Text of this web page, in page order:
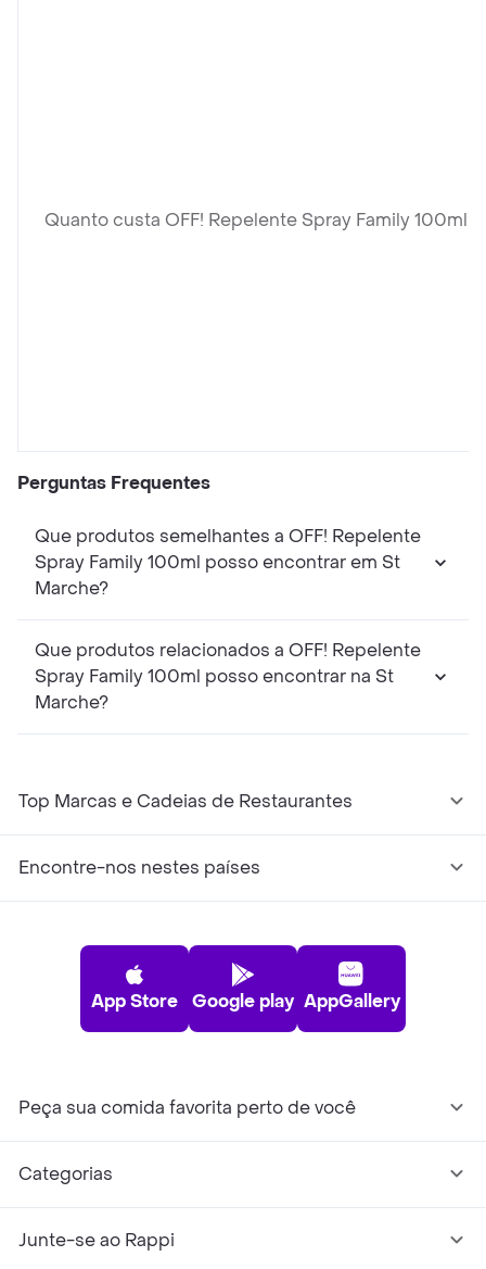
Quanto custa OFF! Repelente Spray Family 100ml?
Perguntas Frequentes
Que produtos semelhantes a OFF! Repelente
Spray Family 100ml posso encontrar em St
Marche?
Que produtos relacionados a OFF! Repelente
Spray Family 100ml posso encontrar na St
Marche?
Top Marcas e Cadeias de Restaurantes
Encontre-nos nestes países
App Store Google play AppGallery
Peça sua comida favorita perto de você
Categorias
Junte-se ao Rappi